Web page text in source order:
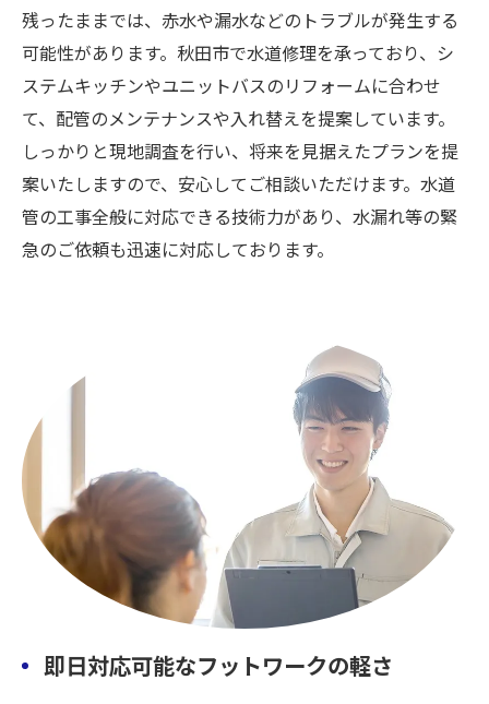
残ったままでは、赤水や漏水などのトラブルが発生する
可能性があります。秋田市で水道修理を承っており、シ
ステムキッチンやユニットバスのリフォームに合わせ
て、配管のメンテナンスや入れ替えを提案しています。
しっかりと現地調査を行い、将来を見据えたプランを提
案いたしますので、安心してご相談いただけます。水道
管の工事全般に対応できる技術力があり、水漏れ等の緊
急のご依頼も迅速に対応しております。
即日対応可能なフットワークの軽さ